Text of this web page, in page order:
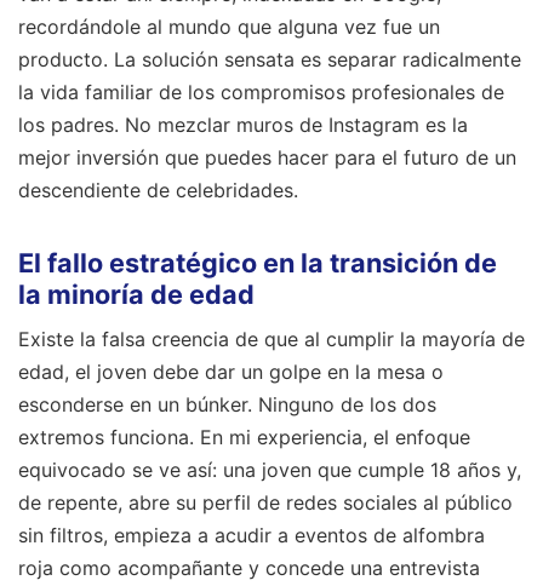
recordándole al mundo que alguna vez fue un
producto. La solución sensata es separar radicalmente
la vida familiar de los compromisos profesionales de
los padres. No mezclar muros de Instagram es la
mejor inversión que puedes hacer para el futuro de un
descendiente de celebridades.
El fallo estratégico en la transición de
la minoría de edad
Existe la falsa creencia de que al cumplir la mayoría de
edad, el joven debe dar un golpe en la mesa o
esconderse en un búnker. Ninguno de los dos
extremos funciona. En mi experiencia, el enfoque
equivocado se ve así: una joven que cumple 18 años y,
de repente, abre su perfil de redes sociales al público
sin filtros, empieza a acudir a eventos de alfombra
roja como acompañante y concede una entrevista